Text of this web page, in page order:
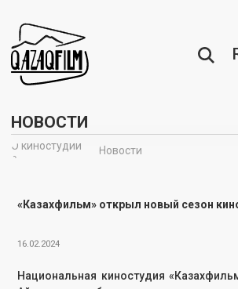
НОВОСТИ
«Казахфильм» открыл новый сезон кинопроизводства
Аймановаобъявилао начале нового сезона